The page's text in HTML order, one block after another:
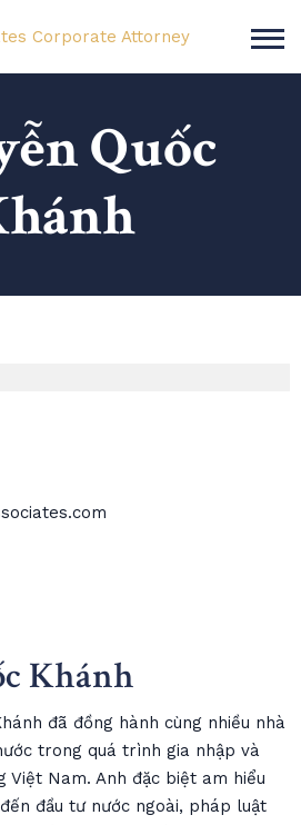
Quốc
Khánh
đã đồng hành cùng nhiều nhà
trong quá trình gia nhập và
Nam. Anh đặc biệt am hiểu
đầu tư nước ngoài, pháp luật